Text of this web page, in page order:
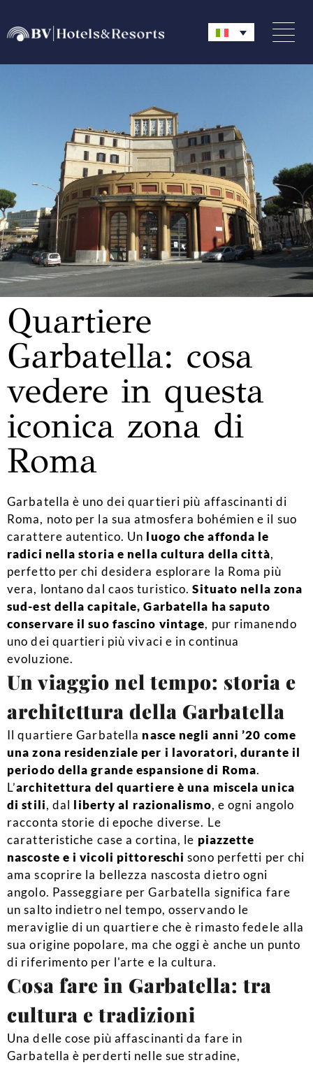
Quartiere
Garbatella: cosa
vedere in questa
iconica zona di
Roma
Garbatella è uno dei quartieri più affascinanti di
Roma, noto per la sua atmosfera bohémien e il suo
carattere autentico. Un luogo che affonda le
radici nella storia e nella cultura della città,
perfetto per chi desidera esplorare la Roma più
vera, lontano dal caos turistico.Situato nella zona
sud-est della capitale, Garbatella ha saputo
conservare il suo fascino vintage, pur rimanendo
uno dei quartieri più vivaci e in continua
evoluzione.
Un viaggio nel tempo: storia e
architettura della Garbatella
Il quartiere Garbatella nasce negli anni ’20 come
una zona residenziale per i lavoratori, durante il
periodo della grande espansione di Roma.
L’architettura del quartiere è una miscela unica
di stili, dal liberty al razionalismo, e ogni angolo
racconta storie di epoche diverse. Le
caratteristiche case a cortina, le piazzette
nascoste e i vicoli pittoreschi sono perfetti per chi
ama scoprire la bellezza nascosta dietro ogni
angolo. Passeggiare per Garbatella significa fare
un salto indietro nel tempo, osservando le
meraviglie di un quartiere che è rimasto fedele alla
sua origine popolare, ma che oggi è anche un punto
di riferimento per l'arte e la cultura.
Cosa fare in Garbatella: tra
cultura e tradizioni
Una delle cose più affascinanti da fare in
Garbatella è perderti nelle sue stradine,